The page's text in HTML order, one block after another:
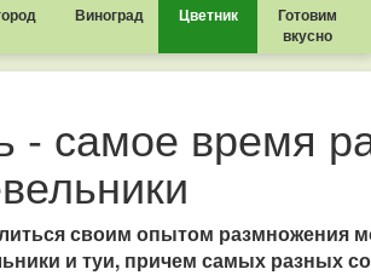
Виноград Цветник
Готовим
вкусно
- самое время
своим опытом размножения
и туи, причем самых разных